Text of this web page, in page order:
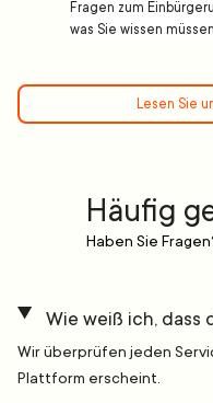
Fragen zum
was Sie wissen müssen
Lesen Sie
Häufig
Haben Sie
Wie weiß ich, dass
Wir überprüfen jeden
Plattform erscheint.